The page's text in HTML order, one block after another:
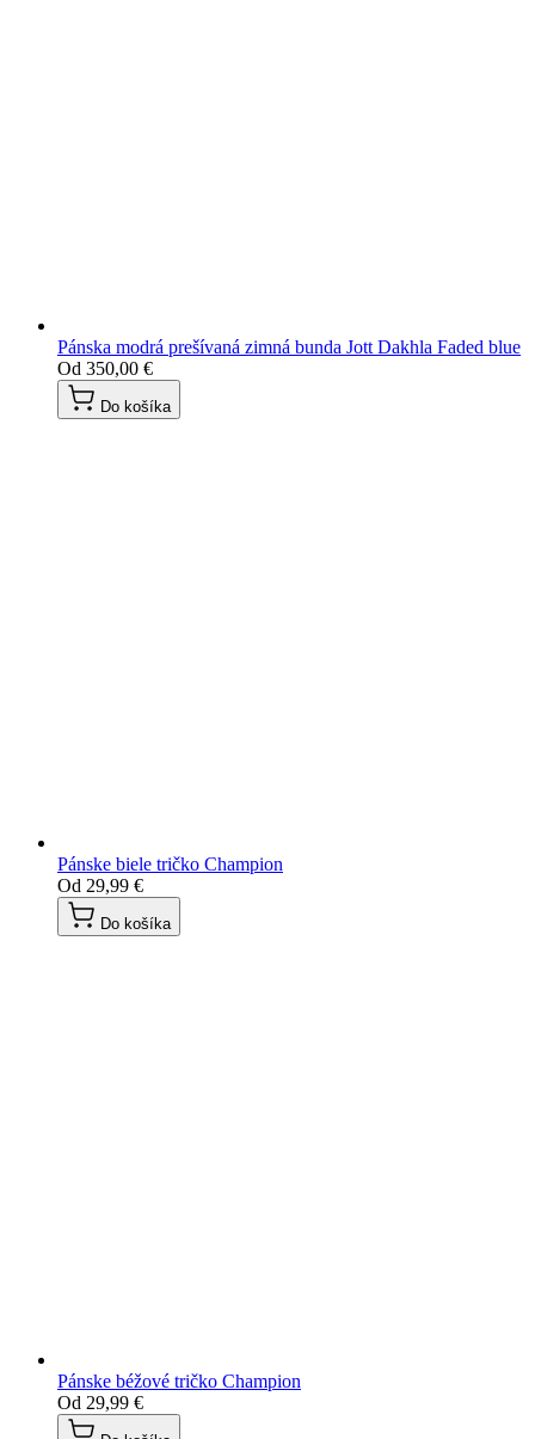
Pánska modrá prešívaná zimná bunda Jott Dakhla Faded blue
Od 350,00 €
Do košíka
Pánske biele tričko Champion
Od 29,99 €
Do košíka
Pánske béžové tričko Champion
Od 29,99 €